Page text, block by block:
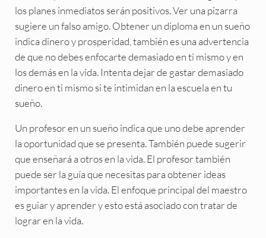
los planes inmediatos serán positivos. Ver una pizarra
sugiere un falso amigo. Obtener un diploma en un sueño
indica dinero y prosperidad, también es una advertencia
de que no debes enfocarte demasiado en ti mismo y en
los demás en la vida. Intenta dejar de gastar demasiado
dinero en ti mismo si te intimidan en la escuela en tu
sueño.
Un profesor en un sueño indica que uno debe aprender
la oportunidad que se presenta. También puede sugerir
que enseñará a otros en la vida. El profesor también
puede ser la guía que necesitas para obtener ideas
importantes en la vida. El enfoque principal del maestro
es guiar y aprender y esto está asociado con tratar de
lograr en la vida.